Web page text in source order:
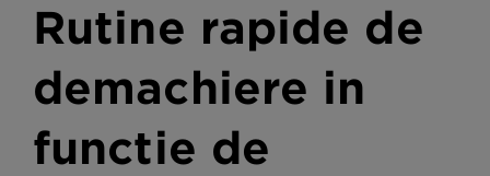
Rutine rapide de
demachiere in
functie de